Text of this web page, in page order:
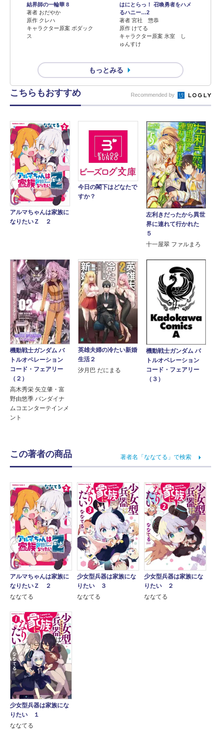
結界師の一輪華 8
著者 おだやか
原作 クレハ
キャラクター原案 ボダック
ス
はにとらっ！ 召喚勇者をハメ
るハニー…2
著者 宮社 惣恭
原作 けてる
キャラクター原案 氷室 し
ゅんすけ
もっとみる
こちらもおすすめ Recommended by
アルマちゃんは家族に
なりたいＺ ２
今日の閣下はどなたで
すか？
左利きだったから異世
界に連れて行かれた
５
十一屋翠 ファルまろ
機動戦士ガンダム バ
トルオペレーション
コード・フェアリー
（２）
高木秀栄 矢立肇・富
野由悠季 バンダイナ
ムコエンターテインメ
ント
英雄夫婦の冷たい新婚
生活２
汐月巴 だにまる
機動戦士ガンダム バ
トルオペレーション
コード・フェアリー
（３）
この著者の商品 著者名「ななてる」で検索
アルマちゃんは家族に
なりたいＺ ２
ななてる
少女型兵器は家族にな
りたい ３
ななてる
少女型兵器は家族にな
りたい ２
ななてる
少女型兵器は家族にな
りたい １
ななてる